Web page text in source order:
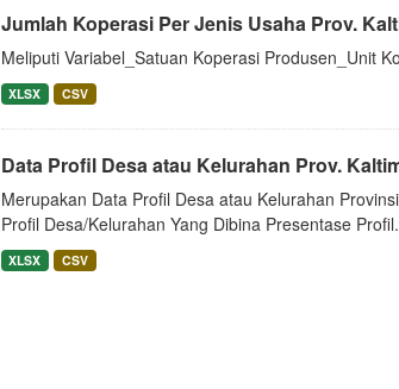
Jumlah Koperasi Per Jenis Usaha Prov.
Meliputi Variabel_Satuan Koperasi Produsen_Unit
XLSX CSV
Data Profil Desa atau Kelurahan Prov.
Merupakan Data Profil Desa atau Kelurahan
Profil Desa/Kelurahan Yang Dibina Presentase
XLSX CSV